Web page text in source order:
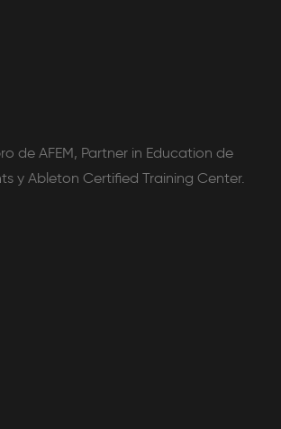
de AFEM, Partner in Education de
y Ableton Certified Training Center.